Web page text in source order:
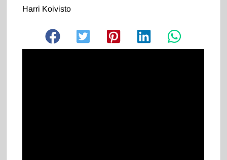
Harri Koivisto